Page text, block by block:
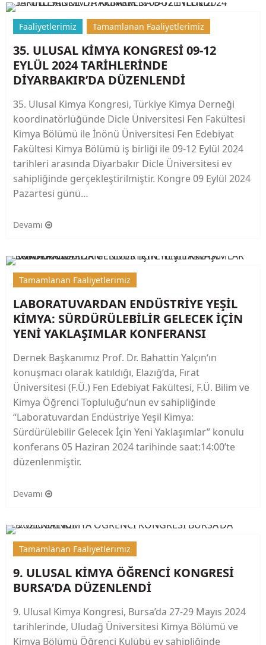
Faaliyetlerimiz Tamamlanan Faaliyetlerimiz
35. ULUSAL KİMYA KONGRESİ 09-12
EYLÜL 2024 TARİHLERİNDE
DİYARBAKIR’DA DÜZENLENDİ
35. Ulusal Kimya Kongresi, Türkiye Kimya Derneği
koordinatörlüğünde Dicle Üniversitesi Fen Fakültesi
Kimya Bölümü ile İnönü Üniversitesi Fen Edebiyat
Fakültesi Kimya Bölümü iş birliği ile 09-12 Eylül 2024
tarihleri arasında Diyarbakır Dicle Üniversitesi ev
sahipliğinde gerçekleştirilmiştir. Kongre 09 Eylül 2024
Pazartesi günü…
Devamı
Tamamlanan Faaliyetlerimiz
LABORATUVARDAN ENDÜSTRİYE YEŞİL
KİMYA: SÜRDÜRÜLEBİLİR GELECEK İÇİN
YENİ YAKLAŞIMLAR KONFERANSI
Dernek Başkanımız Prof. Dr. Bahattin Yalçın‘ın
konuşmacı olarak katıldığı, Elazığ‘da, Fırat
Üniversitesi (F.Ü.) Fen Edebiyat Fakültesi, F.Ü. Bilim ve
Kimya Öğrenci Topluluğu’nun ev sahipliğinde
“Laboratuvardan Endüstriye Yeşil Kimya:
Sürdürülebilir Gelecek İçin Yeni Yaklaşımlar” konulu
konferans 05 Haziran 2024 tarihinde saat:14:00’te
düzenlenmiştir.
Devamı
Tamamlanan Faaliyetlerimiz
9. ULUSAL KİMYA ÖĞRENCİ KONGRESİ
BURSA’DA DÜZENLENDİ
9. Ulusal Kimya Kongresi, Bursa’da 27-29 Mayıs 2024
tarihlerinde, Uludağ Üniversitesi Kimya Bölümü ve
Kimya Bölümü Öğrenci Kulübü ev sahipliğinde